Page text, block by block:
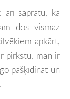
sapratu, ka
dos vismaz
apkārt,
pirkstu, man ir
pašķīdināt un